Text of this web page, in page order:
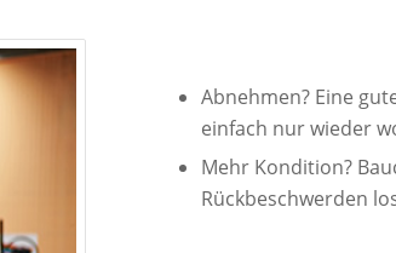
Abnehmen? Eine
einfach nur wieder
Mehr Kondition?
Rückbeschwerden